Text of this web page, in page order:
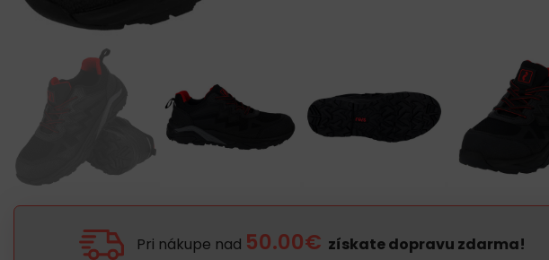
Pri nákupe nad 50.00€ získate dopravu zdarma!